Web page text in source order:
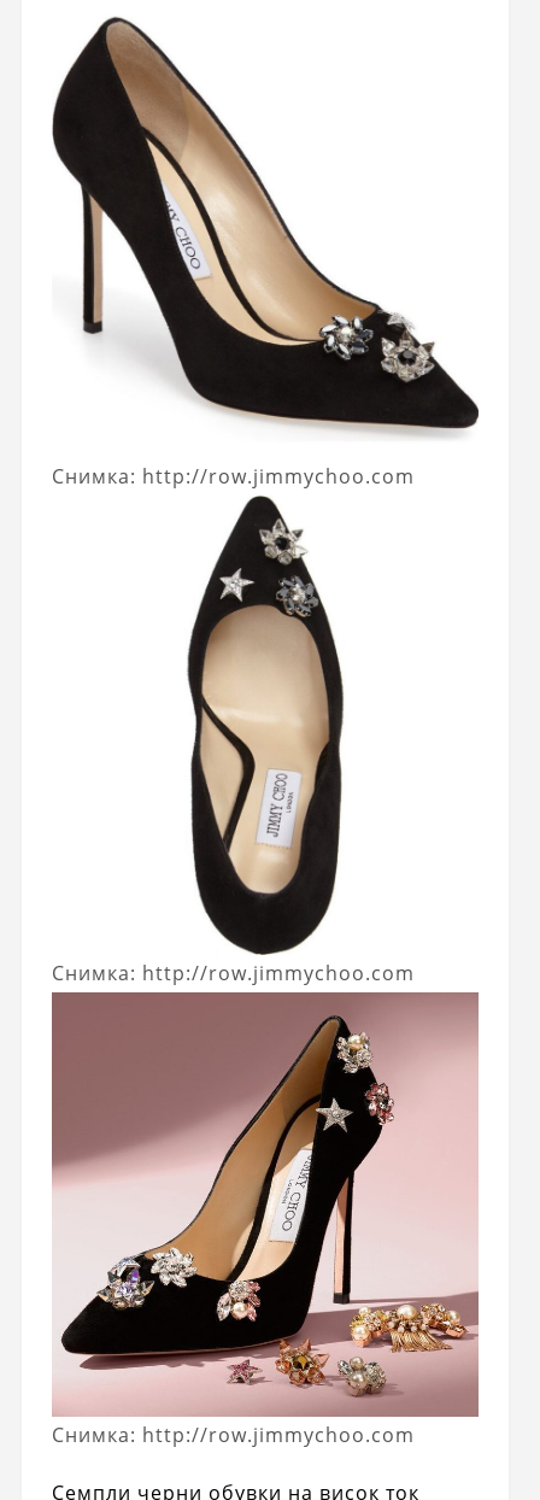
Снимка: http://row.jimmychoo.com
Снимка: http://row.jimmychoo.com
Снимка: http://row.jimmychoo.com
Семпли черни обувки на висок ток